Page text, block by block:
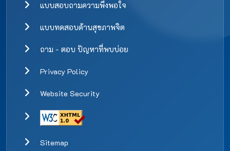
แบบสอบถามความพึงพอใจ
แบบทดสอบด้านสุขภาพจิต
ถาม - ตอบ ปัญหาที่พบบ่อย
Privacy Policy
Website Security
Sitemap